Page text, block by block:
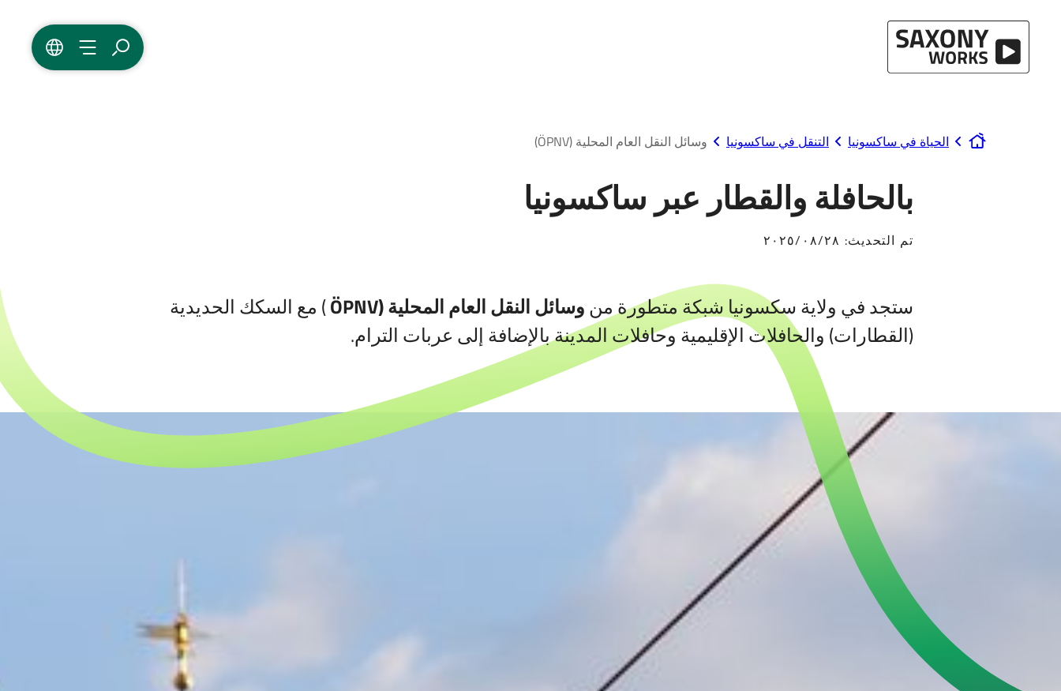
بحث القائمةاللغة
www.saxony-works.com
الحياة في ساكسونيا التنقل في ساكسونيا وسائل النقل العام المحلية (ÖPNV)
بالحافلة والقطار عبر ساكسونيا
تم التحديث: ٢٨‏/٠٨‏/٢٠٢٥
ستجد في ولاية سكسونيا شبكة متطورة منوسائل النقل العام المحلية (ÖPNV
) مع السكك الحديدية
(القطارات) والحافلات الإقليمية وحافلات المدينة بالإضافة إلى عربات الترام.